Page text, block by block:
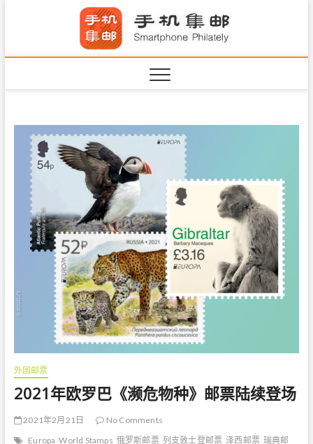
p
外国邮票
2021年欧罗巴《濒危物种》邮票陆续登场
2021年2月21日
No Comments
Europa World Stamps 俄罗斯邮票 列支敦士登邮票 泽西邮票 瑞典邮